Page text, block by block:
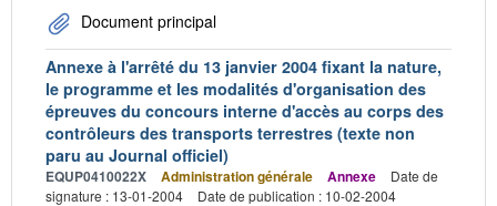
Document principal
Annexe à l'arrêté du 13 janvier 2004 fixant la nature,
le programme et les modalités d'organisation des
épreuves du concours interne d'accès au corps des
contrôleurs des transports terrestres (texte non
paru au Journal officiel)
EQUP0410022X Administration générale Annexe
Date de
signature : 13-01-2004
Date de publication : 10-02-2004